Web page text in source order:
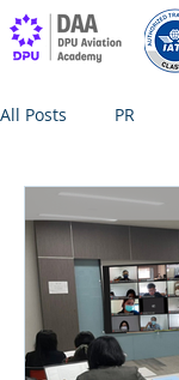
All Posts PR